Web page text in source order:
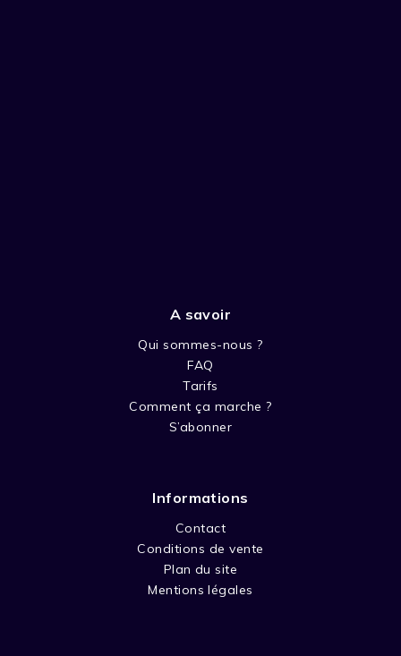
A savoir
Qui sommes-nous ?
FAQ
Tarifs
Comment ça marche ?
S’abonner
Informations
Contact
Conditions de vente
Plan du site
Mentions légales